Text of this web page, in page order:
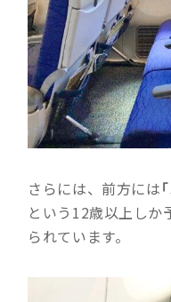
さらには、前方には
という12歳以上しか
られています。